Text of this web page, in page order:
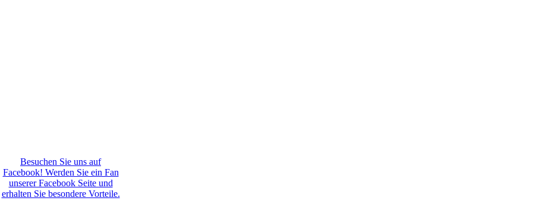
Besuchen Sie uns auf
Facebook! Werden Sie ein Fan
unserer Facebook Seite und
erhalten Sie besondere Vorteile.